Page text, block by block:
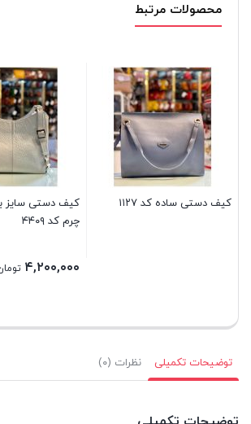
محصولات مرتبط
کیف دستی ساده کد ۱۱۲۷
کیف دستی سایز
چرم کد ۴۴۰۹
۴,۲۰۰,۰۰۰
توضیحات تکمیلی نظرات (۰)